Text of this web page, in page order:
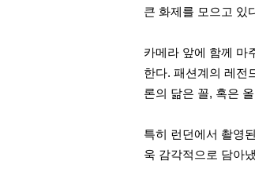
큰 화제를 모으고 있
카메라 앞에 함께 마
한다. 패션계의 레전
론의 닮은 꼴, 혹은
특히 런던에서 촬영
욱 감각적으로 담아